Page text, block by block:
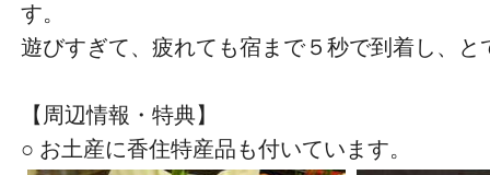
す。
遊びすぎて、疲れても宿まで５秒で到着し、と
【周辺情報・特典】
○ お土産に香住特産品も付いています。